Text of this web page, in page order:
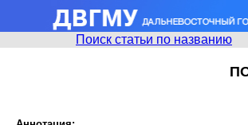
Поиск статьи по названию